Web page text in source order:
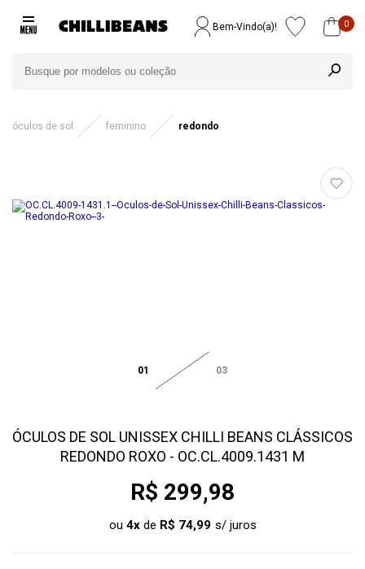
Bem-Vindo(a)! 0
óculos de sol feminino redondo
01 03
ÓCULOS DE SOL UNISSEX CHILLI BEANS CLÁSSICOS
REDONDO ROXO - OC.CL.4009.1431 M
R$ 299,98
ou 4xde R$ 74,99